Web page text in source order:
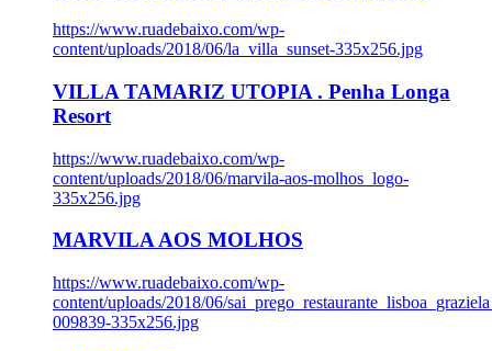
https://www.ruadebaixo.com/wp-
content/uploads/2018/06/la_villa_sunset-335x256.jpg
VILLA TAMARIZ UTOPIA . Penha Longa
Resort
https://www.ruadebaixo.com/wp-
content/uploads/2018/06/marvila-aos-molhos_logo-
335x256.jpg
MARVILA AOS MOLHOS
https://www.ruadebaixo.com/wp-
content/uploads/2018/06/
009839-335x256.jpg